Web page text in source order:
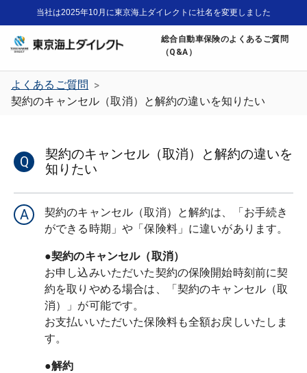
当社は2025年10月に東京海上ダイレクトに社名を変更しました
総合自動車保険のよくあるご質問
（Q&A）
よくあるご質問 >
契約のキャンセル（取消）と解約の違いを知りたい
Q
契約のキャンセル（取消）と解約の違いを
知りたい
A
契約のキャンセル（取消）と解約は、「お手続き
●契約のキャンセル（取消）
お申し込みいただいた契約の保険開始時刻前に契
約を取りやめる場合は、「契約のキャンセル（取
消）」が可能です。
お支払いいただいた保険料も全額お戻しいたしま
す。
●解約